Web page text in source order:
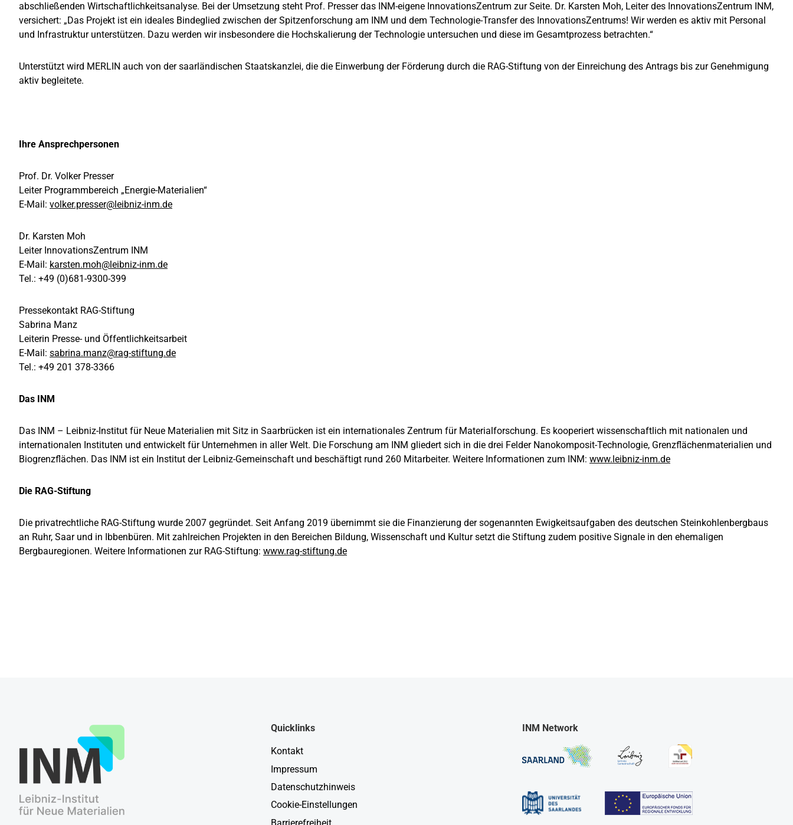
abschließenden Wirtschaftlichkeitsanalyse. Bei der Umsetzung steht Prof. Presser das INM-eigene InnovationsZentrum zur Seite. Dr. Karsten Moh, Leiter des InnovationsZentrum INM,
versichert: „Das Projekt ist ein ideales Bindeglied zwischen der Spitzenforschung am INM und dem Technologie-Transfer des InnovationsZentrums! Wir werden es aktiv mit Personal
und Infrastruktur unterstützen. Dazu werden wir insbesondere die Hochskalierung der Technologie untersuchen und diese im Gesamtprozess betrachten.“
Unterstützt wird MERLIN auch von der saarländischen Staatskanzlei, die die Einwerbung der Förderung durch die RAG-Stiftung von der Einreichung des Antrags bis zur Genehmigung
aktiv begleitete.
Ihre Ansprechpersonen
Prof. Dr. Volker Presser
Leiter Programmbereich „Energie-Materialien“
E-Mail: volker.presser@leibniz-inm.de
Dr. Karsten Moh
Leiter InnovationsZentrum INM
E-Mail: karsten.moh@leibniz-inm.de
Tel.: +49 (0)681-9300-399
Pressekontakt RAG-Stiftung
Sabrina Manz
Leiterin Presse- und Öffentlichkeitsarbeit
E-Mail: sabrina.manz@rag-stiftung.de
Tel.: +49 201 378-3366
Das INM
Das INM – Leibniz-Institut für Neue Materialien mit Sitz in Saarbrücken ist ein internationales Zentrum für Materialforschung. Es kooperiert wissenschaftlich mit nationalen und
internationalen Instituten und entwickelt für Unternehmen in aller Welt. Die Forschung am INM gliedert sich in die drei Felder Nanokomposit-Technologie, Grenzflächenmaterialien und
Biogrenzflächen. Das INM ist ein Institut der Leibniz-Gemeinschaft und beschäftigt rund 260 Mitarbeiter. Weitere Informationen zum INM: www.leibniz-inm.de
Die RAG-Stiftung
Die privatrechtliche RAG-Stiftung wurde 2007 gegründet. Seit Anfang 2019 übernimmt sie die Finanzierung der sogenannten Ewigkeitsaufgaben des deutschen Steinkohlenbergbaus
an Ruhr, Saar und in Ibbenbüren. Mit zahlreichen Projekten in den Bereichen Bildung, Wissenschaft und Kultur setzt die Stiftung zudem positive Signale in den ehemaligen
Bergbauregionen. Weitere Informationen zur RAG-Stiftung: www.rag-stiftung.de
Quicklinks
Kontakt
Impressum
Datenschutzhinweis
Cookie-Einstellungen
INM Network